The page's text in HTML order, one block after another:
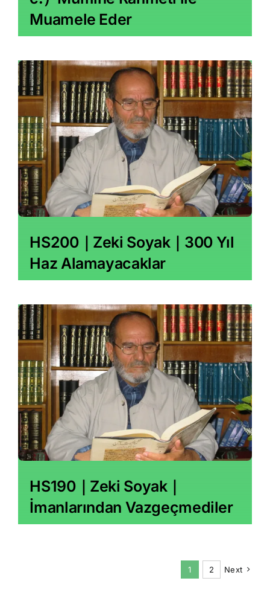
Muamele Eder
HS200｜Zeki Soyak｜300 Yıl
Haz Alamayacaklar
HS190｜Zeki Soyak｜
İmanlarından Vazgeçmediler
1 2 Next